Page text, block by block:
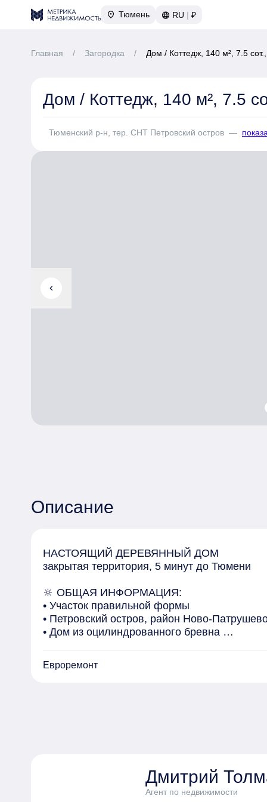
Тюмень RU | ₽
Главная / Загородка / Дом / Коттедж, 140 м², 7.5
Дом / Коттедж, 140 м², 7.5
Тюменский р-н, тер. СНТ Петровский остров —
chevron_left
Описание
НАСТОЯЩИЙ ДЕРЕВЯННЫЙ ДОМ
закрытая территория, 5 минут до Тюмени
🔆 ОБЩАЯ ИНФОРМАЦИЯ:
• Участок правильной формы
• Петровский остров, район Ново-
• Дом из оцилиндрованного бревна
🏡 ТЕХНИЧЕСКИЕ РЕШЕНИЯ:
• На первом этаже на полу плитка —
• Престижный район и комфортное
• Безопасность и комфорт, нет посторонних
Евроремонт
Дмитрий
Агент по недвижимости